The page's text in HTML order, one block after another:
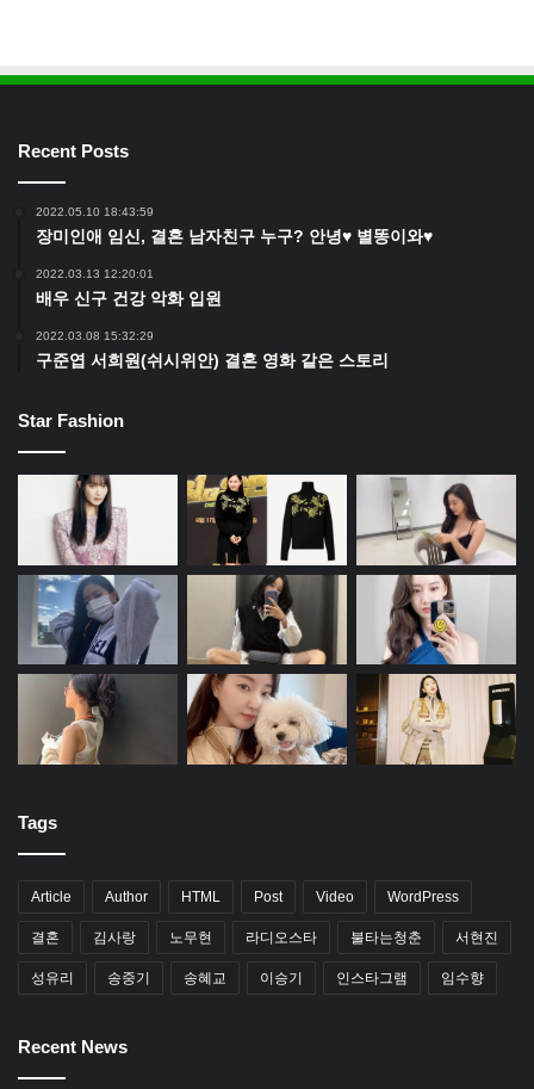
Recent Posts
2022.05.10 18:43:59
장미인애 임신, 결혼 남자친구 누구? 안녕♥ 별똥이와♥
2022.03.13 12:20:01
배우 신구 건강 악화 입원
2022.03.08 15:32:29
구준엽 서희원(쉬시위안) 결혼 영화 같은 스토리
Star Fashion
Tags
Article Author HTML Post Video WordPress
결혼 김사랑 노무현 라디오스타 불타는청춘 서현진
성유리 송중기 송혜교 이승기 인스타그램 임수향
Recent News